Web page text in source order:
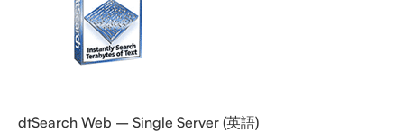
dtSearch Web – Single Server (英語)